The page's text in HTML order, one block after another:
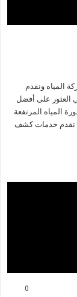
المياه ونقدم
العثور على أفضل
المياه المرتفعة
تقدم خدمات كشف
0